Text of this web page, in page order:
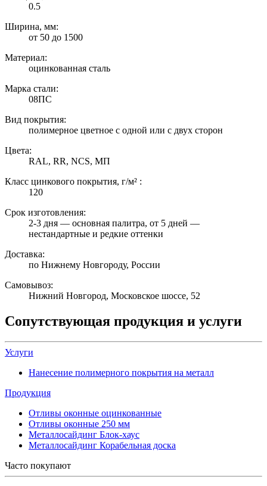
0.5
Ширина, мм:
от 50 до 1500
Материал:
оцинкованная сталь
Марка стали:
08ПС
Вид покрытия:
полимерное цветное с одной или с двух сторон
Цвета:
RAL, RR, NCS, МП
Класс цинкового покрытия, г/м² :
120
Срок изготовления:
2-3 дня — основная палитра, от 5 дней —
нестандартные и редкие оттенки
Доставка:
по Нижнему Новгороду, России
Самовывоз:
Нижний Новгород, Московское шоссе, 52
Сопутствующая продукция и услуги
Услуги
Нанесение полимерного покрытия на металл
Продукция
Отливы оконные оцинкованные
Отливы оконные 250 мм
Металлосайдинг Блок-хаус
Металлосайдинг Корабельная доска
Часто покупают